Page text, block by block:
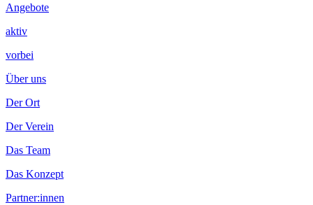
Angebote
aktiv
vorbei
Über uns
Der Ort
Der Verein
Das Team
Das Konzept
Partner:innen